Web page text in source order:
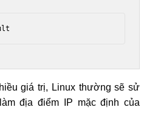
giá trị, Linux thường sẽ sử
địa điểm IP mặc định của